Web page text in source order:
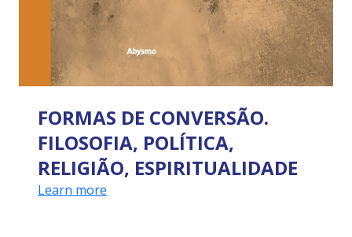
FORMAS DE CONVERSÃO.
FILOSOFIA, POLÍTICA,
RELIGIÃO, ESPIRITUALIDADE
Learn more